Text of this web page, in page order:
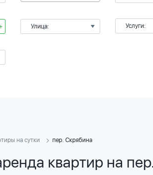
Улица: Услуги:
на сутки пер. Скрябина
квартир на